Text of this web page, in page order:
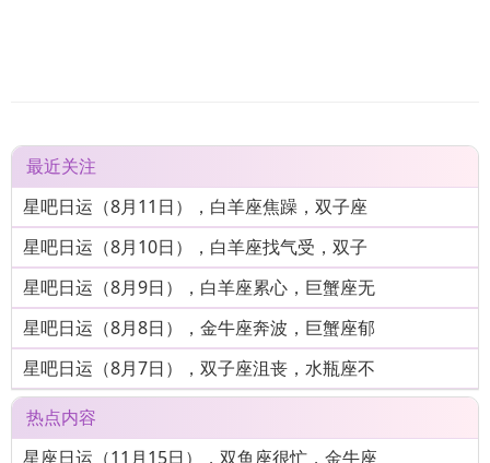
最近关注
星吧日运（8月11日），白羊座焦躁，双子座
星吧日运（8月10日），白羊座找气受，双子
星吧日运（8月9日），白羊座累心，巨蟹座无
星吧日运（8月8日），金牛座奔波，巨蟹座郁
星吧日运（8月7日），双子座沮丧，水瓶座不
热点内容
星座日运（11月15日），双鱼座很忙，金牛座